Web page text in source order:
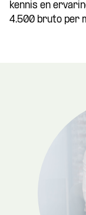
kennis en
4.500 bruto per